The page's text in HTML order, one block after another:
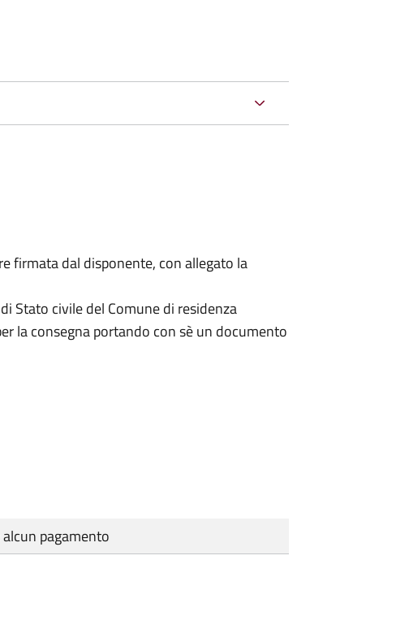
firmata dal disponente, con allegato la
Stato civile del Comune di residenza
la consegna portando con sè un documento
pagamento